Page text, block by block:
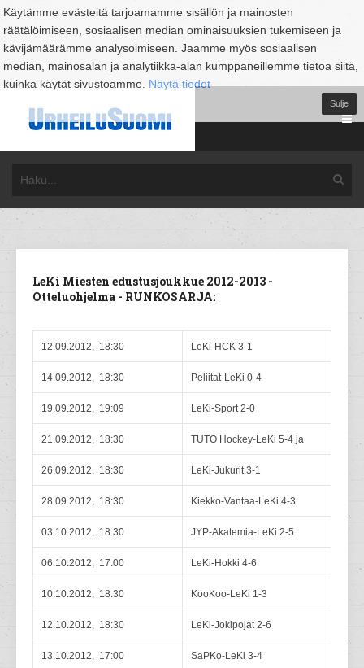
Käytämme evästeitä tarjoamamme sisällön ja mainosten
räätälöimiseen, sosiaalisen median ominaisuuksien tukemiseen ja
kävijämäärämme analysoimiseen. Jaamme myös sosiaalisen
median, mainosalan ja analytiikka-alan kumppaneillemme tietoa siitä,
kuinka käytät sivustoamme. Näytä tiedot
Sulje
LeKi Miesten edustusjoukkue 2012-2013 -
Otteluohjelma - RUNKOSARJA:
12.09.2012, 18:30 LeKi-HCK 3-1
14.09.2012, 18:30 Peliitat-LeKi 0-4
19.09.2012, 19:09 LeKi-Sport 2-0
21.09.2012, 18:30 TUTO Hockey-LeKi 5-4 ja
26.09.2012, 18:30 LeKi-Jukurit 3-1
28.09.2012, 18:30 Kiekko-Vantaa-LeKi 4-3
03.10.2012, 18:30 JYP-Akatemia-LeKi 2-5
06.10.2012, 17:00 LeKi-Hokki 4-6
10.10.2012, 18:30 KooKoo-LeKi 1-3
12.10.2012, 18:30 LeKi-Jokipojat 2-6
13.10.2012, 17:00 SaPKo-LeKi 3-4